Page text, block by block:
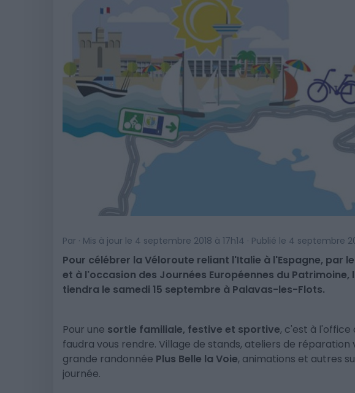
Par · Mis à jour le 4 septembre 2018 à 17h14 · Publié le 4 septembre
Pour célébrer la Véloroute reliant l'Italie à l'Espagne, par
et à l'occasion des Journées Européennes du Patrimoine,
tiendra le samedi 15 septembre à Palavas-les-Flots.
Pour une sortie familiale, festive et sportive, c'est à l'office
faudra vous rendre. Village de stands, ateliers de
grande randonnée Plus Belle la Voie, animations et autres
journée.